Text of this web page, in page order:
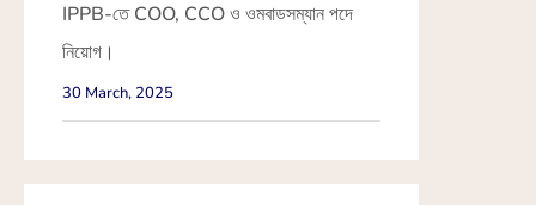
IPPB-তে COO, CCO ও ওমবাডসম্যান পদে
নিয়োগ।
30 March, 2025